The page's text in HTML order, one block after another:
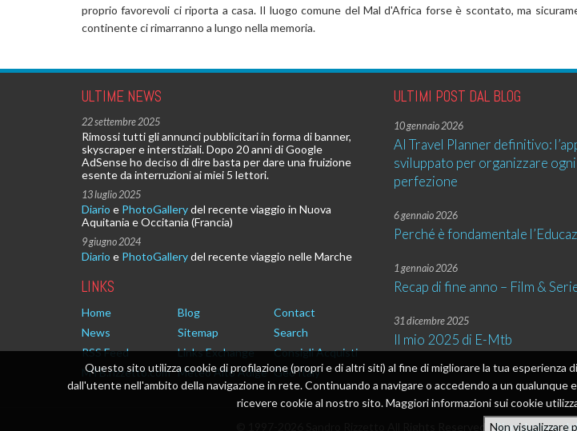
proprio favorevoli ci riporta a casa. Il luogo comune del Mal d'Africa forse è scontato, ma
continente ci rimarranno a lungo nella memoria.
ULTIME NEWS
22 settembre 2025
Rimossi tutti gli annunci pubblicitari in forma di banner,
skyscraper e interstiziali. Dopo 20 anni di Google
AdSense ho deciso di dire basta per dare una fruizione
esente da interruzioni ai miei 5 lettori.
13 luglio 2025
Diario e PhotoGallerydel recente viaggio in Nuova
Aquitania e Occitania (Francia)
9 giugno 2024
Diario e PhotoGallerydel recente viaggio nelle Marche
LINKS
Home Blog
Contact
News
Sitemap
Search
RSS Feed
Links Exchange
Consigli Acquisti
MTB.rizzetto.com Meteo Alto Adige Geo Italy
ULTIMI POST DAL BLOG
10 gennaio 2026
AI Travel Planner definitivo:
sviluppato per organizzare
perfezione
6 gennaio 2026
Perché è fondamentale
1 gennaio 2026
Recap di fine anno – Film &
31 dicembre 2025
Il mio 2025 di E-Mtb
© 1997-2026 Sandro Rizzetto All Rights Reserved |Riproduzione
Questo sito utilizza cookie di profilazione (propri e di altri siti) al fine di migliorare la tua
dall'utente nell'ambito della navigazione in rete. Continuando a navigare o accedendo a un
ricevere cookie al nostro sito. Maggiori informazioni sui cookie